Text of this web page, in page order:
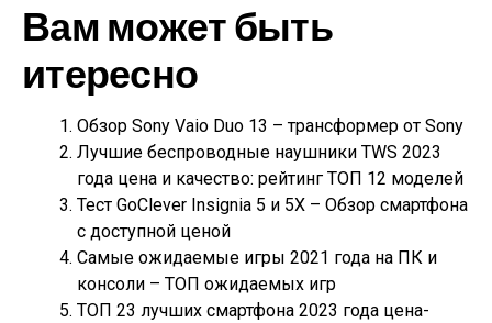
Вам может быть
итересно
Обзор Sony Vaio Duo 13 – трансформер от Sony
Лучшие беспроводные наушники TWS 2023
года цена и качество: рейтинг ТОП 12 моделей
Тест GoClever Insignia 5 и 5X – Обзор смартфона
с доступной ценой
Самые ожидаемые игры 2021 года на ПК и
консоли – ТОП ожидаемых игр
ТОП 23 лучших смартфона 2023 года цена-